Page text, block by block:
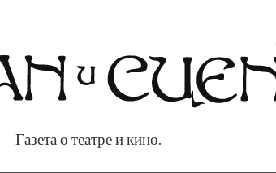
Газета о театре и кино.